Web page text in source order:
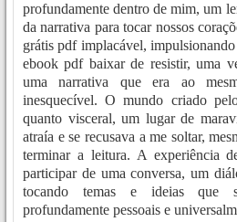
profundamente dentro de mim, um
da narrativa para tocar nossos
grátis pdf implacável,
ebook pdf baixar de resistir, uma
uma narrativa que era ao
inesquecível. O mundo criado
quanto visceral, um lugar de
atraía e se recusava a me soltar,
terminar a leitura. A experiência
participar de uma conversa, um
tocando temas e ideias que
profundamente pessoais e